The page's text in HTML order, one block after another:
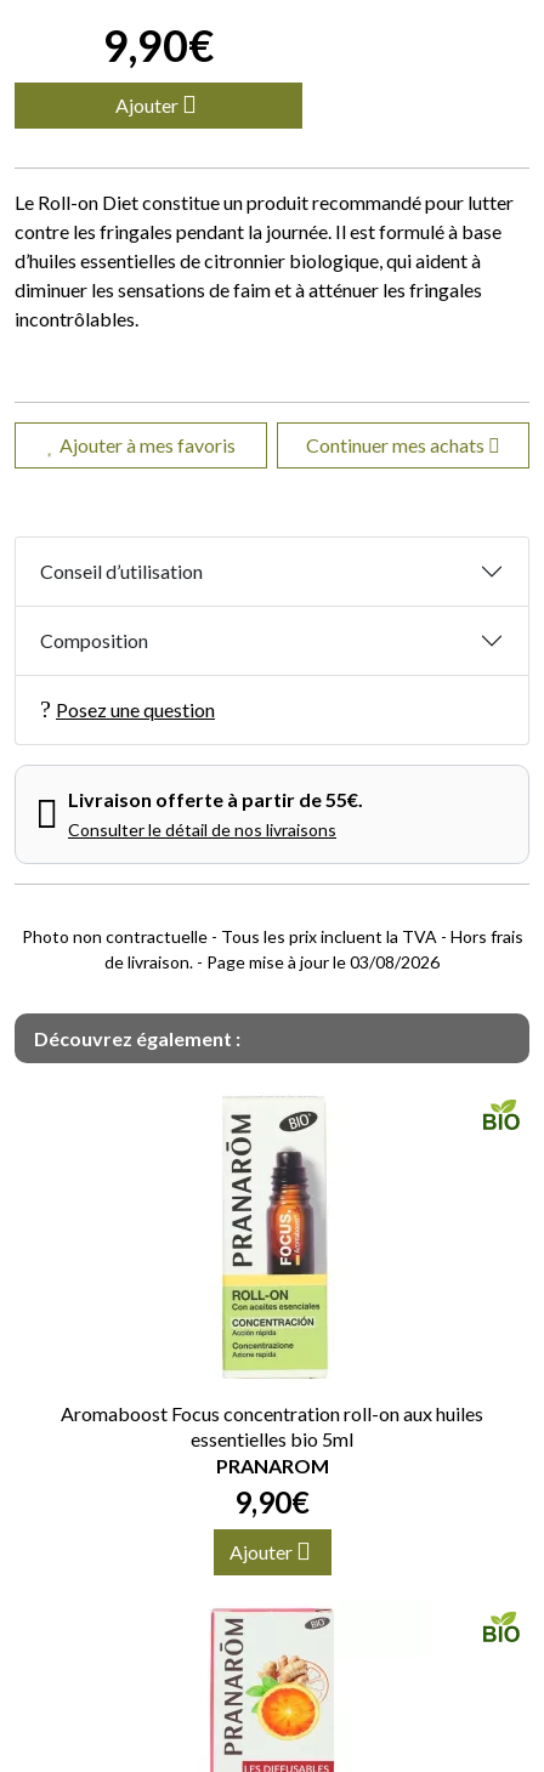
9,90€
Ajouter
Le Roll-on Diet constitue un produit recommandé pour lutter
contre les fringales pendant la journée. Il est formulé à base
d’huiles essentielles de citronnier biologique, qui aident à
diminuer les sensations de faim et à atténuer les fringales
incontrôlables.
Ajouter à mes favoris Continuer mes achats
Conseil d’utilisation
Composition
Posez une question
Livraison offerte à partir de 55€.
Consulter le détail de nos livraisons
Photo non contractuelle - Tous les prix incluent la TVA - Hors frais
de livraison. - Page mise à jour le 03/08/2026
Découvrez également :
Aromaboost Focus concentration roll-on aux huiles
essentielles bio 5ml
PRANAROM
9,90€
Ajouter